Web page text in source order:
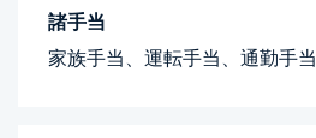
諸手当
家族手当、運転手当、通勤手当